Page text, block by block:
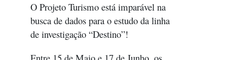
O Projeto Turismo está imparável na
busca de dados para o estudo da linha
de investigação “Destino”!